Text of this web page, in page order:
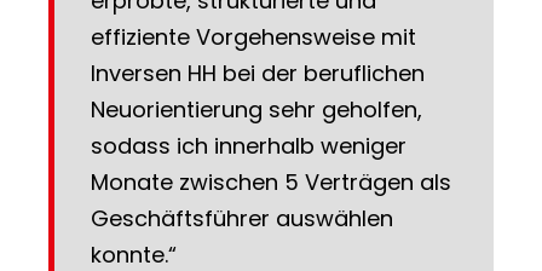
effiziente Vorgehensweise mit
Inversen HH bei der beruflichen
Neuorientierung sehr geholfen,
sodass ich innerhalb weniger
Monate zwischen 5 Verträgen als
Geschäftsführer auswählen
konnte.“